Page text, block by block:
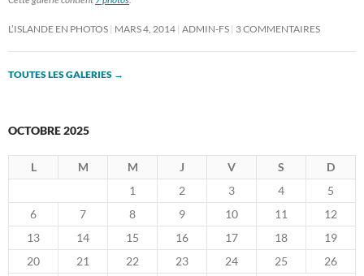
L’ISLANDE EN PHOTOS MARS 4, 2014 ADMIN-FS 3 COMMENTAIRES
TOUTES LES GALERIES →
OCTOBRE 2025
L M M J V S
D
1
2 3 4
5
6
7 8 9 10 11
12
13
14 15 16 17 18
19
20
21 22 23 24 25
26